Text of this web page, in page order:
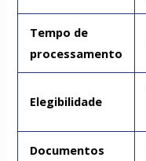
Tempo de
processamento
Elegibilidade
Documentos